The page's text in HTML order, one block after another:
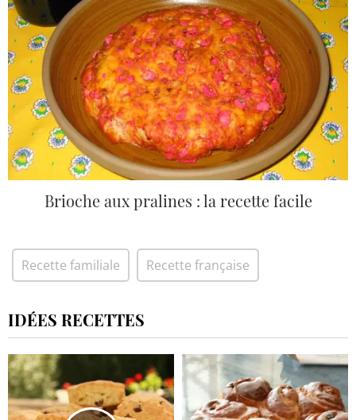
Brioche aux pralines : la recette facile
Recette familiale Recette française
IDÉES RECETTES